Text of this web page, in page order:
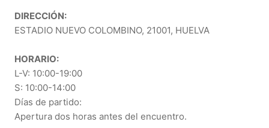
DIRECCIÓN:
ESTADIO NUEVO COLOMBINO, 21001, HUELVA
HORARIO:
L-V: 10:00-19:00
S: 10:00-14:00
Días de partido:
Apertura dos horas antes del encuentro.